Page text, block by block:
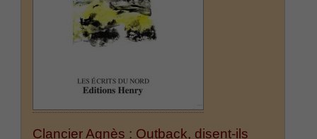
Clancier Agnès : Outback, disent-ils